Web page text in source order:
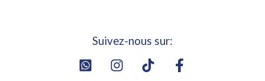
Suivez-nous sur: